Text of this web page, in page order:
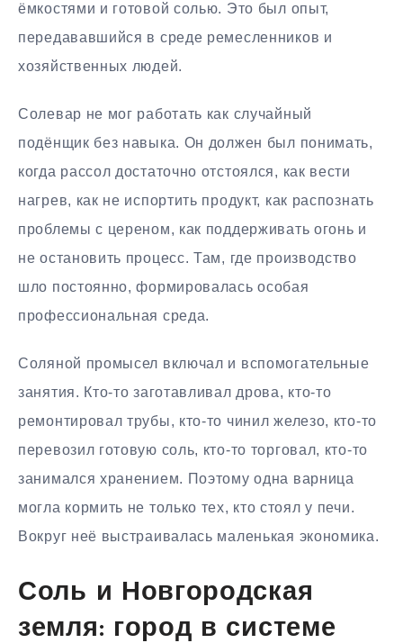
ёмкостями и готовой солью. Это был опыт,
передававшийся в среде ремесленников и
хозяйственных людей.
Солевар не мог работать как случайный
подёнщик без навыка. Он должен был понимать,
когда рассол достаточно отстоялся, как вести
нагрев, как не испортить продукт, как распознать
проблемы с цереном, как поддерживать огонь и
не остановить процесс. Там, где производство
шло постоянно, формировалась особая
профессиональная среда.
Соляной промысел включал и вспомогательные
занятия. Кто-то заготавливал дрова, кто-то
ремонтировал трубы, кто-то чинил железо, кто-то
перевозил готовую соль, кто-то торговал, кто-то
занимался хранением. Поэтому одна варница
могла кормить не только тех, кто стоял у печи.
Вокруг неё выстраивалась маленькая экономика.
Соль и Новгородская
земля: город в системе